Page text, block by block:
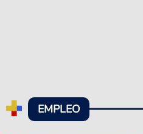
EMPLEO